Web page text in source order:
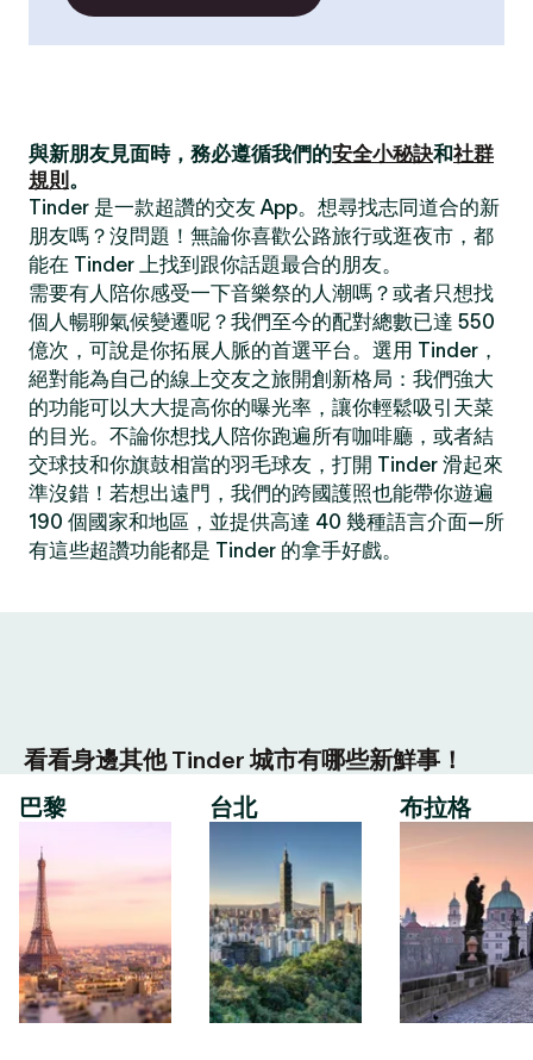
與新朋友見面時，務必遵循我們的安全小秘訣和社群
規則 。
Tinder 是一款超讚的交友 App。想尋找志同道合的新
朋友嗎？沒問題！無論你喜歡公路旅行或逛夜市，都
能在 Tinder 上找到跟你話題最合的朋友。
需要有人陪你感受一下音樂祭的人潮嗎？或者只想找
個人暢聊氣候變遷呢？我們至今的配對總數已達 550
億次，可說是你拓展人脈的首選平台。選用 Tinder，
絕對能為自己的線上交友之旅開創新格局：我們強大
的功能可以大大提高你的曝光率，讓你輕鬆吸引天菜
的目光。不論你想找人陪你跑遍所有咖啡廳，或者結
交球技和你旗鼓相當的羽毛球友，打開 Tinder 滑起來
準沒錯！若想出遠門，我們的跨國護照也能帶你遊遍
190 個國家和地區，並提供高達 40 幾種語言介面—所
有這些超讚功能都是 Tinder 的拿手好戲。
看看身邊其他 Tinder 城市有哪些新鮮事！
巴黎
台北 布拉格